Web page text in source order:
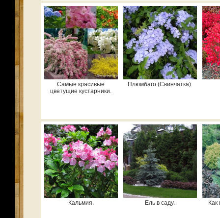
Самые красивые
цветущие кустарники.
Плюмбаго (Свинчатка).
Кальмия. Ель в саду. Как